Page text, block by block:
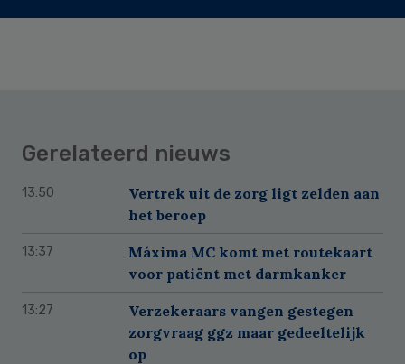
Gerelateerd nieuws
13:50
Vertrek uit de zorg ligt zelden aan
het beroep
13:37
Máxima MC komt met routekaart
voor patiënt met darmkanker
13:27
Verzekeraars vangen gestegen
zorgvraag ggz maar gedeeltelijk
op